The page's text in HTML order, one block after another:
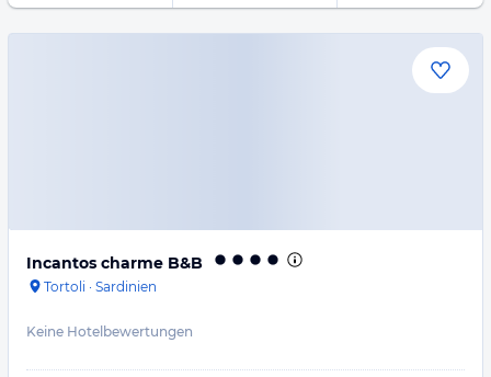
Incantos charme B&B
Tortoli · Sardinien
Keine Hotelbewertungen